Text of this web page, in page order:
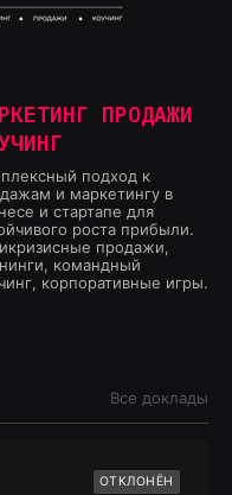
ПРОДАЖИ
подход к
и маркетингу в
и стартапе для
роста прибыли.
продажи,
командный
корпоративные игры.
Все доклады
ОТКЛОНЁН